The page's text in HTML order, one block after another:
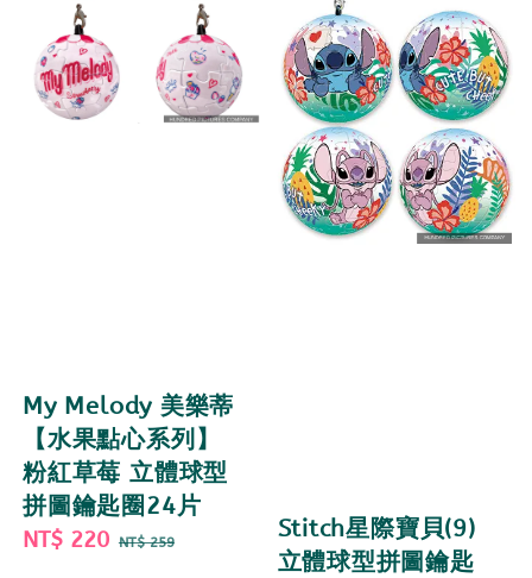
My Melody 美樂蒂
【水果點心系列】
粉紅草莓 立體球型
拼圖鑰匙圈24片
Sale
NT$ 220 Regular
NT$ 259
Stitch星際寶貝(9)
立體球型拼圖鑰匙